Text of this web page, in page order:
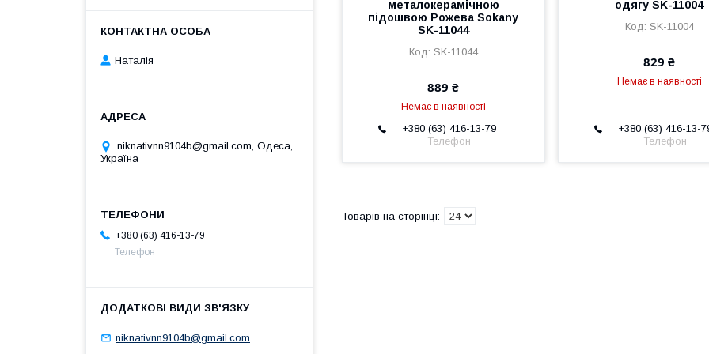
металокерамічною
підошвою Рожева Sokany
SK-11044
SK-11044
889 ₴
Немає в наявності
+380 (63) 416-13-79
Телефон
одягу SK-11004
SK-11004
829 ₴
Немає в наявності
+380 (63) 416-13-
Телефон
Наталія
niknativnn9104b@gmail.com, Одеса,
Україна
+380 (63) 416-13-79
Телефон
niknativnn9104b@gmail.com